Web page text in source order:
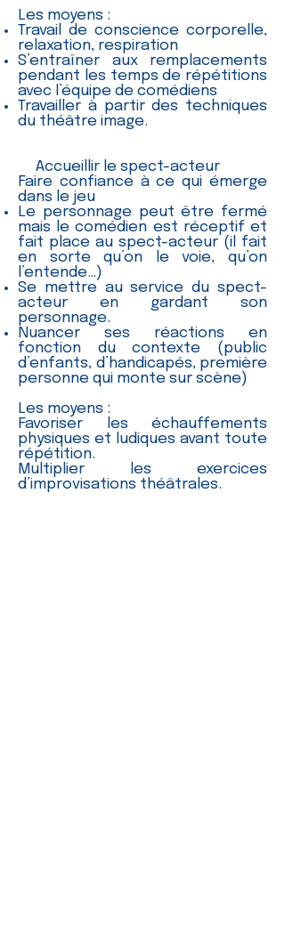
Les moyens :
Travail de conscience corporelle,
relaxation, respiration
S’entraîner aux remplacements
pendant les temps de répétitions
avec l’équipe de comédiens
Travailler à partir des techniques
du théâtre image.
Accueillir le spect-acteur
Faire confiance à ce qui émerge
dans le jeu
Le personnage peut être fermé
mais le comédien est réceptif et
fait place au spect-acteur (il fait
en sorte qu’on le voie, qu’on
l’entende…)
Se mettre au service du spect-
acteur en gardant son
personnage.
Nuancer ses réactions en
fonction du contexte (public
d’enfants, d’handicapés, première
personne qui monte sur scène)
Les moyens :
Favoriser les échauffements
physiques et ludiques avant toute
répétition.
Multiplier les exercices
d’improvisations théâtrales.